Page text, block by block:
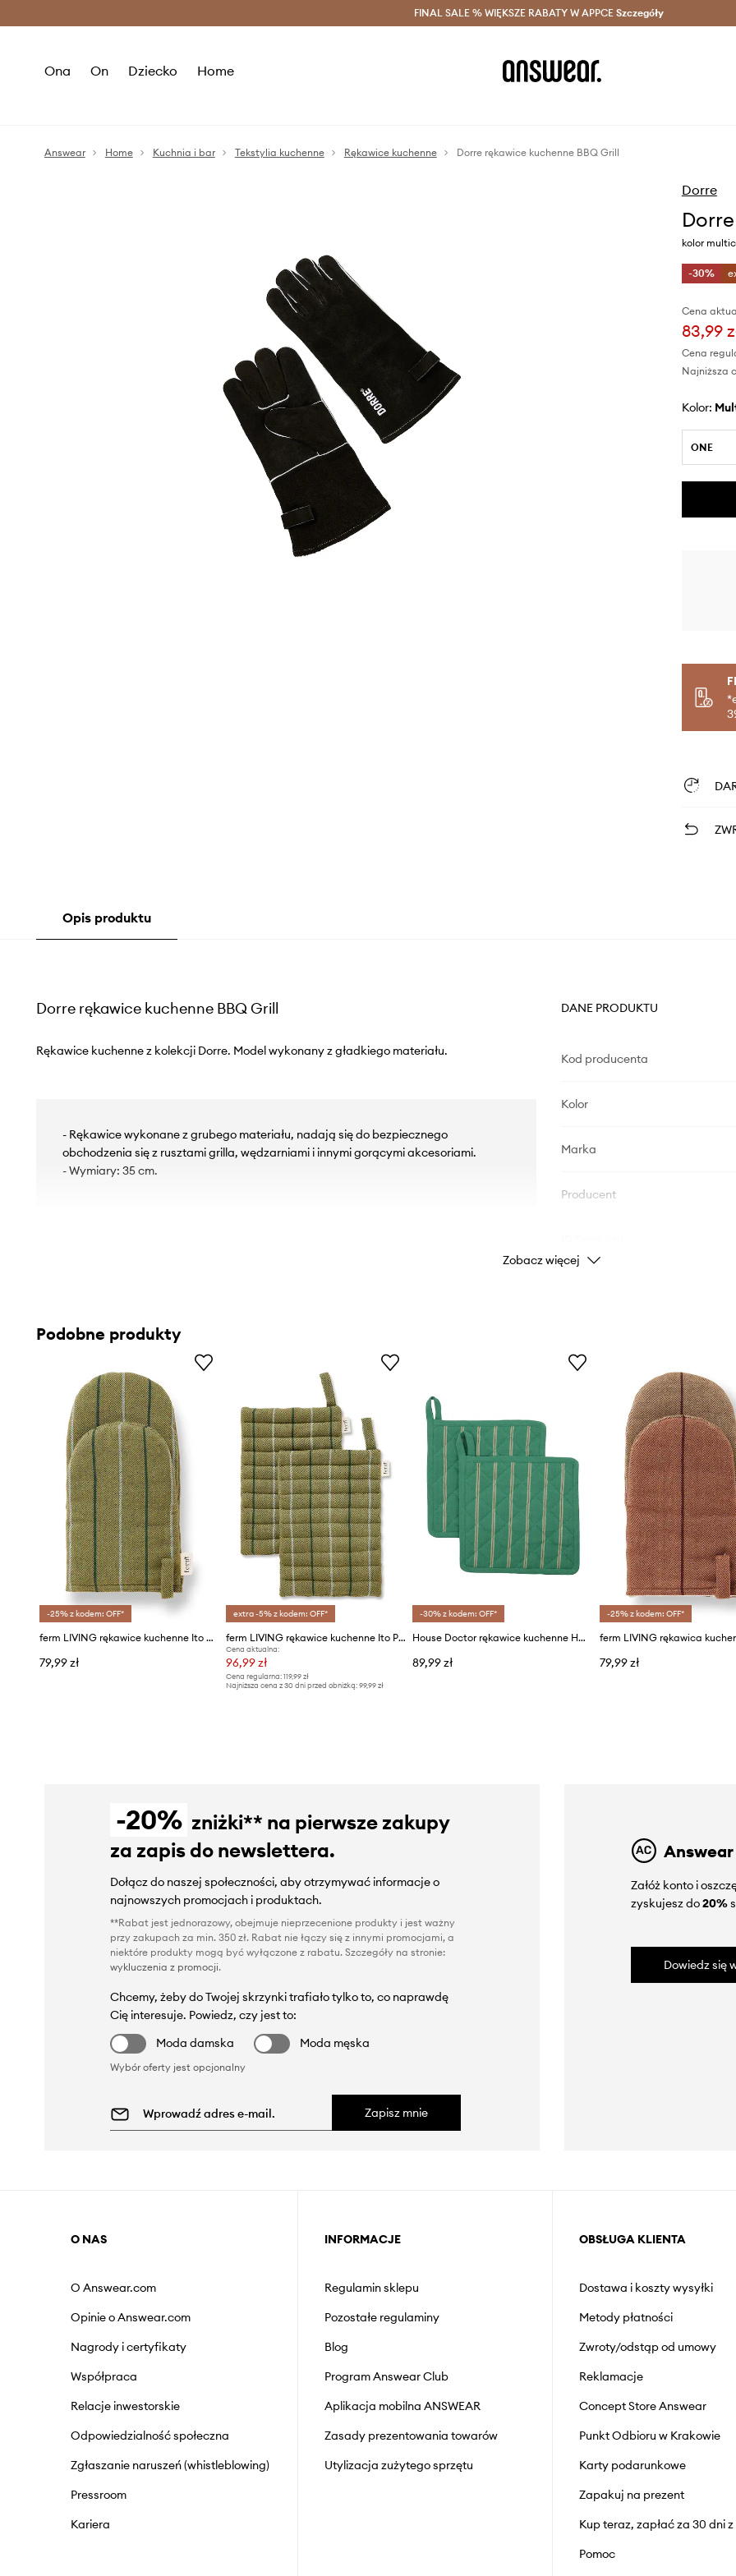
Oszczędzaj z Answear Club > Dostawa nawet w 24h >
FINAL SALE % WIĘKSZE RABATY W APPCE Szczegóły
Ona On Dziecko Home
Answear Home Kuchnia i bar Tekstylia kuchenne Rękawice kuchenne Dorre rękawice kuchenne BBQ Grill
Dorre
kolor
-30%
Cena
83,99
Cena
Najniższa
Kolor:
ONE
Opis produktu
Dorre rękawice kuchenne BBQ Grill
Rękawice kuchenne z kolekcji Dorre. Model wykonany z gładkiego materiału.
- Rękawice wykonane z grubego materiału, nadają się do bezpiecznego
obchodzenia się z rusztami grilla, wędzarniami i innymi gorącymi akcesoriami.
- Wymiary: 35 cm.
DANE PRODUKTU
Kod producenta
Kolor
Marka
Producent
Zobacz więcej
Podobne produkty
-25% z kodem: OFF*
ferm LIVING rękawice kuchenne Ito Oven Mitt 20-pack
79,99 zł
extra -5% z kodem: OFF*
ferm LIVING rękawice kuchenne Ito Pot Holder 2-pack
Cena aktualna:
96,99 zł
Cena regularna:119,99 zł
Najniższa cena z 30 dni przed obniżką:99,99 zł
-30% z kodem: OFF*
House Doctor rękawice kuchenne HDChef 22 x 22 cm
89,99 zł
-25% z kodem: OFF*
79,99 zł
-20% zniżki** na pierwsze zakupy
za zapis do newslettera.
Dołącz do naszej społeczności, aby otrzymywać informacje o
najnowszych promocjach i produktach.
**Rabat jest jednorazowy, obejmuje nieprzecenione produkty i jest ważny
przy zakupach za min. 350 zł. Rabat nie łączy się z innymi promocjami, a
niektóre produkty mogą być wyłączone z rabatu. Szczegóły na stronie:
wykluczenia z promocji.
Chcemy, żeby do Twojej skrzynki trafiało tylko to, co naprawdę
Cię interesuje. Powiedz, czy jest to:
Moda damska
Moda męska
Wybór oferty jest opcjonalny
Zapisz mnie
Załóż konto i
zyskujesz do20%
Dowiedz się
O NAS
O Answear.com
Opinie o Answear.com
Nagrody i certyfikaty
Współpraca
Relacje inwestorskie
Odpowiedzialność społeczna
Zgłaszanie naruszeń (whistleblowing)
Pressroom
Kariera
INFORMACJE
Regulamin sklepu
Pozostałe regulaminy
Blog
Program Answear Club
Aplikacja mobilna ANSWEAR
Zasady prezentowania towarów
Utylizacja zużytego sprzętu
OBSŁUGA KLIENTA
Dostawa i koszty wysyłki
Metody płatności
Zwroty/odstąp od umowy
Reklamacje
Concept Store Answear
Punkt Odbioru w Krakowie
Karty podarunkowe
Zapakuj na prezent
Kup teraz, zapłać za 30 dni z
Pomoc